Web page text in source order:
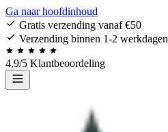
Ga naar hoofdinhoud
Gratis verzending vanaf €50
Verzending binnen 1-2 werkdagen
4,9/5 Klantbeoordeling